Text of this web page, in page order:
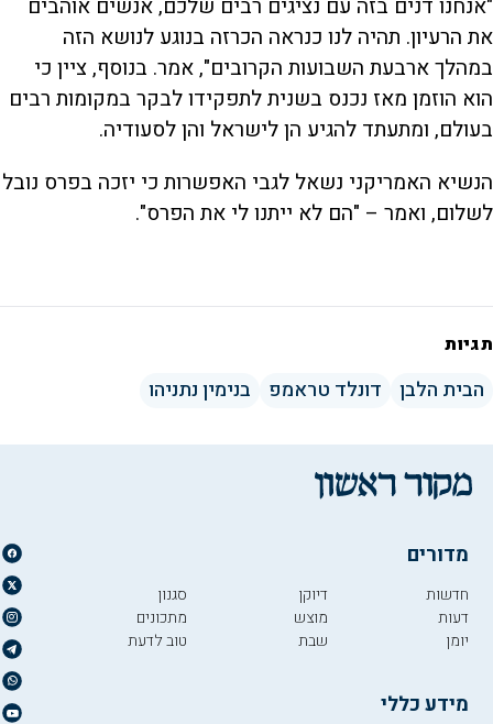
"אנחנו דנים בזה עם נציגים רבים שלכם, אנשים אוהבים
את הרעיון. תהיה לנו כנראה הכרזה בנוגע לנושא הזה
במהלך ארבעת השבועות הקרובים", אמר. בנוסף, ציין כי
הוא הוזמן מאז נכנס בשנית לתפקידו לבקר במקומות רבים
בעולם, ומתעתד להגיע הן לישראל והן לסעודיה.
הנשיא האמריקני נשאל לגבי האפשרות כי יזכה בפרס נובל
לשלום, ואמר – "הם לא ייתנו לי את הפרס".
תגיות
הבית הלבן דונלד טראמפ בנימין נתניהו
מדורים
חדשות
דעות
יומן
דיוקן
מוצש
שבת
סגנון
מתכונים
טוב לדעת
מידע כללי